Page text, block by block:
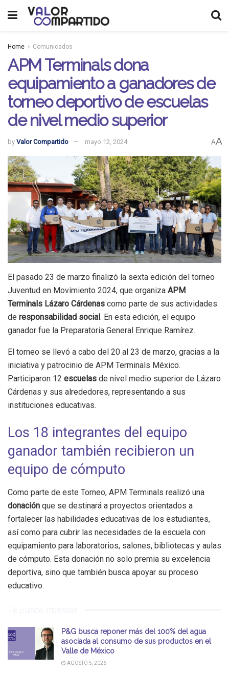
Home Comunicados
APM Terminals dona
equipamiento a ganadores de
torneo deportivo de escuelas
de nivel medio superior
by Valor Compartido mayo 12, 2024 AA
El pasado 23 de marzo finalizó la sexta edición del torneo
Juventud en Movimiento 2024, que organiza APM
Terminals Lázaro Cárdenas como parte de sus actividades
de responsabilidad social. En esta edición, el equipo
ganador fue la Preparatoria General Enrique Ramírez.
El torneo se llevó a cabo del 20 al 23 de marzo, gracias a la
iniciativa y patrocinio de APM Terminals México.
Participaron 12 escuelas de nivel medio superior de Lázaro
Cárdenas y sus alrededores, representando a sus
instituciones educativas.
Los 18 integrantes del equipo
ganador también recibieron un
equipo de cómputo
Como parte de este Torneo, APM Terminals realizó una
donación que se destinará a proyectos orientados a
fortalecer las habilidades educativas de los estudiantes,
así como para cubrir las necesidades de la escuela con
equipamiento para laboratorios, salones, bibliotecas y aulas
de cómputo. Esta donación no solo premia su excelencia
deportiva, sino que también busca apoyar su proceso
educativo.
Te puede interesar
P&G busca reponer más del 100% del agua
asociada al consumo de sus productos en el
Valle de México
AGOSTO 5, 2026